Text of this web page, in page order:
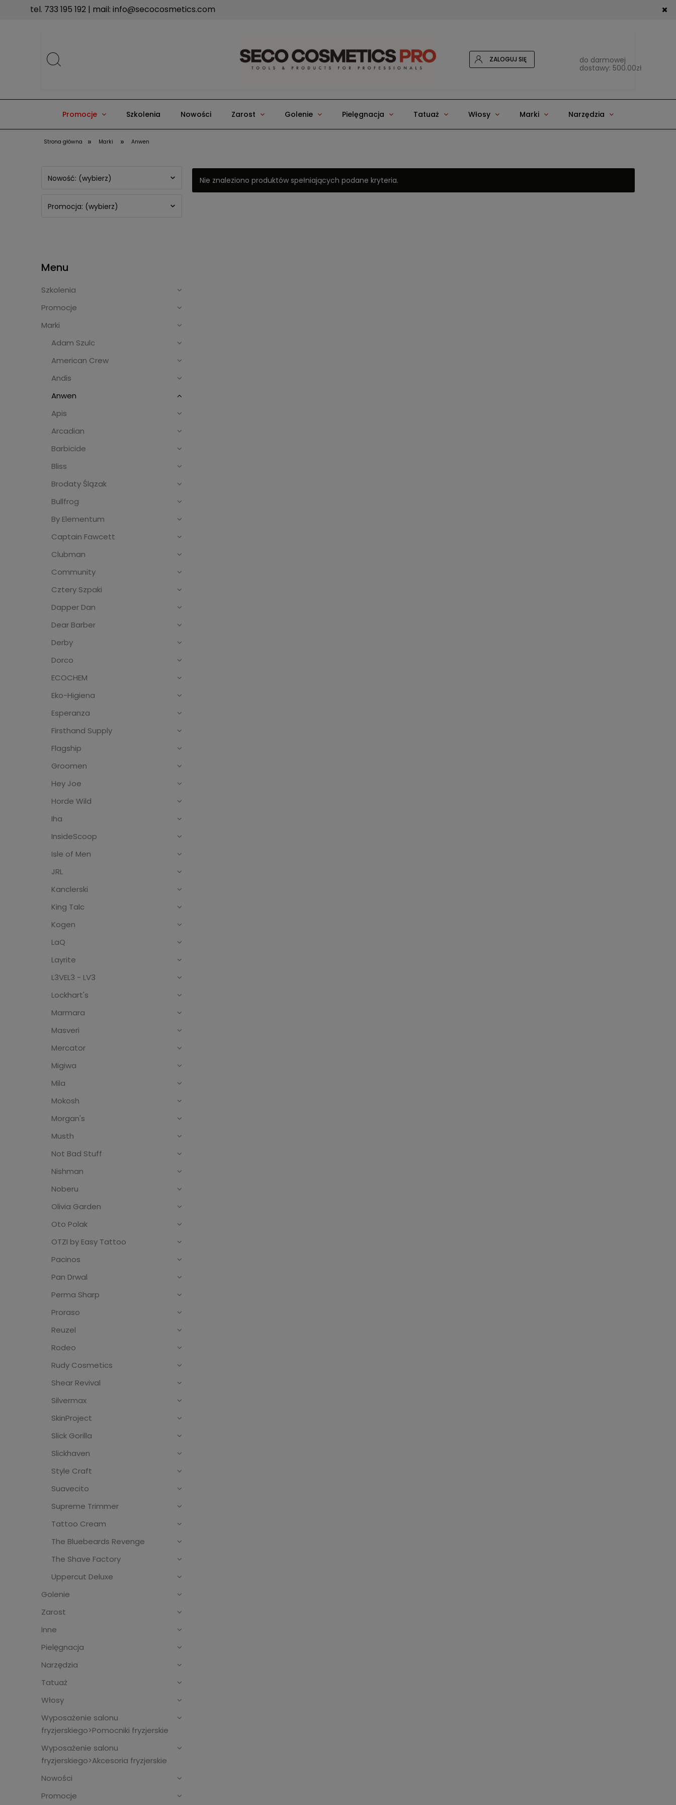
tel. 733 195 192 | mail: info@secocosmetics.com
ZALOGUJ SIĘ
do darmowej
dostawy: 500.00zł
Promocje Szkolenia Nowości Zarost Golenie Pielęgnacja Tatuaż Włosy Marki Narzędzia
Strona główna » Marki » Anwen
Nowość: (wybierz)
Promocja: (wybierz)
Menu
Szkolenia
Promocje
Marki
Adam Szulc
American Crew
Andis
Anwen
Apis
Arcadian
Barbicide
Bliss
Brodaty Ślązak
Bullfrog
By Elementum
Captain Fawcett
Clubman
Community
Cztery Szpaki
Dapper Dan
Dear Barber
Derby
Dorco
ECOCHEM
Eko-Higiena
Esperanza
Firsthand Supply
Flagship
Groomen
Hey Joe
Horde Wild
Iha
InsideScoop
Isle of Men
JRL
Kanclerski
King Talc
Kogen
LaQ
Layrite
L3VEL3 - LV3
Lockhart's
Marmara
Masveri
Mercator
Migiwa
Mila
Mokosh
Morgan's
Musth
Not Bad Stuff
Nishman
Noberu
Olivia Garden
Oto Polak
OTZI by Easy Tattoo
Pacinos
Pan Drwal
Perma Sharp
Proraso
Reuzel
Rodeo
Rudy Cosmetics
Shear Revival
Silvermax
SkinProject
Slick Gorilla
Slickhaven
Style Craft
Suavecito
Supreme Trimmer
Tattoo Cream
The Bluebeards Revenge
The Shave Factory
Uppercut Deluxe
Golenie
Zarost
Inne
Pielęgnacja
Narzędzia
Tatuaż
Włosy
Wyposażenie salonu
fryzjerskiego>Pomocniki fryzjerskie
Wyposażenie salonu
fryzjerskiego>Akcesoria fryzjerskie
Nowości
Promocje
Nie znaleziono produktów spełniających podane kryteria.